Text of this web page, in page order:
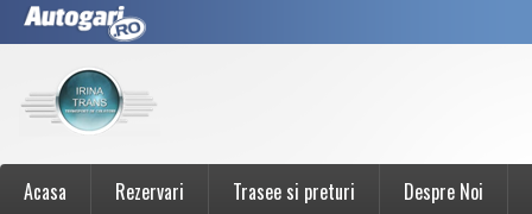
Acasa Rezervari Trasee si preturi Despre Noi